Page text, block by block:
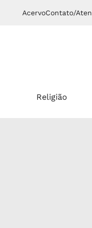
AcervoContato/
Religião